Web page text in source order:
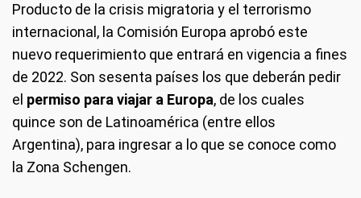
Producto de la crisis migratoria y el terrorismo
internacional, la Comisión Europa aprobó este
nuevo requerimiento que entrará en vigencia a fines
de 2022. Son sesenta países los que deberán pedir
el permiso para viajar a Europa, de los cuales
quince son de Latinoamérica (entre ellos
Argentina), para ingresar a lo que se conoce como
la Zona Schengen.